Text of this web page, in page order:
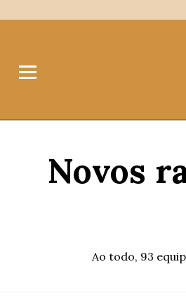
Novos
Ao todo, 93